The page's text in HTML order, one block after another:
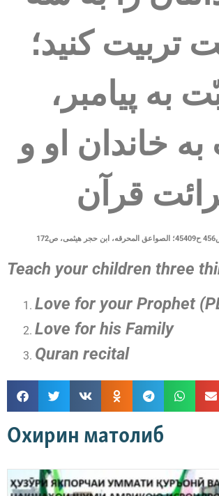
تربیت کنید؛
به پیامبر،
خاندان او و
قرآن
Teach your children three
Love for your Prophet
Love for his Family
Quran recital
Охирин матолиб